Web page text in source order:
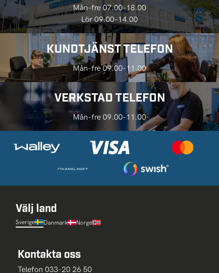
Mån-fre 07.00-18.00
Lör 09.00-14.00
KUNDTJÄNST TELEFON
Mån-fre 09.00-11.00
VERKSTAD TELEFON
Mån-fre 09.00-11.00
Välj land
Sverige Danmark Norge
Kontakta oss
Telefon 033-20 26 50